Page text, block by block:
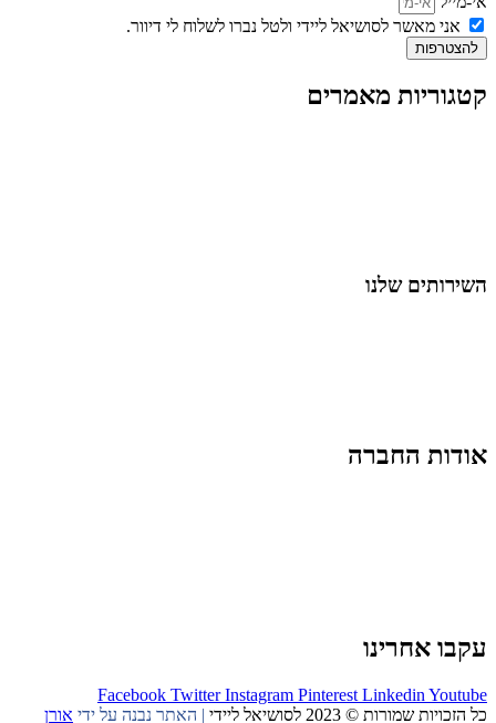
אני מאשר לסושיאל ליידי ולטל נברו לשלוח לי דיוור.
להצטרפות
קטגוריות מאמרים
השירותים שלנו
אודות החברה
עקבו אחרינו
Facebook Twitter Instagram Pinterest Linkedin Youtube
כל הזכויות שמורות © 2023 לסושיאל ליידי
| האתר נבנה על ידי אורן